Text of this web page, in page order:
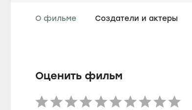
О фильме Создатели и актеры
Оценить фильм